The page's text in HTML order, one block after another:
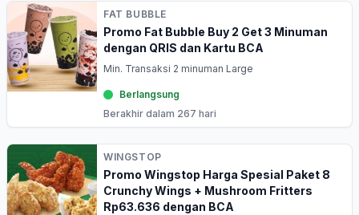
FAT BUBBLE
Promo Fat Bubble Buy 2 Get 3 Minuman
dengan QRIS dan Kartu BCA
Min. Transaksi 2 minuman Large
Berlangsung
Berakhir dalam 267 hari
WINGSTOP
Promo Wingstop Harga Spesial Paket 8
Crunchy Wings + Mushroom Fritters
Rp63.636 dengan BCA